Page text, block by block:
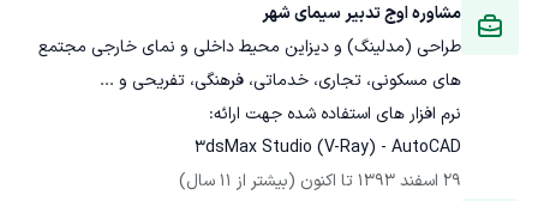
مشاوره اوج تدبیر سیمای شهر
طراحی (مدلینگ) و دیزاین محیط داخلی و نمای خارجی مجتمع
3dsMax Studio (V-Ray) - AutoCAD
29 اسفند 1393
تا اکنون (بیشتر از 11 سال)